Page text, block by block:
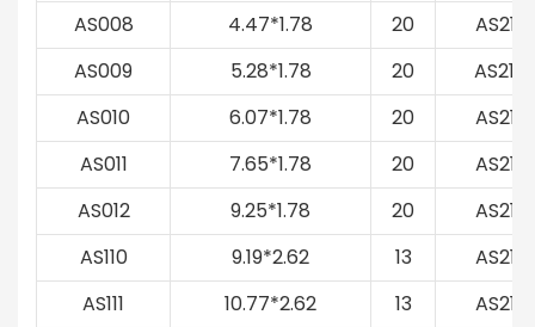
AS008
4.47*1.78 20
AS213
AS009
5.28*1.78 20
AS214
AS010
6.07*1.78 20
AS215
AS011
7.65*1.78 20
AS216
AS012
9.25*1.78 20
AS217
AS110
9.19*2.62 13
AS218
AS111
10.77*2.62 13
AS219